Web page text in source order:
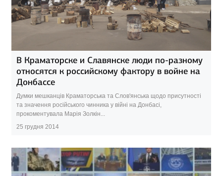
В Краматорске и Славянске люди по-разному
относятся к российскому фактору в войне на
Донбассе
Думки мешканців Краматорська та Слов'янська щодо присутності
та значення російського чинника у війні на Донбасі,
прокоментувала Марія Золкін...
25 грудня 2014